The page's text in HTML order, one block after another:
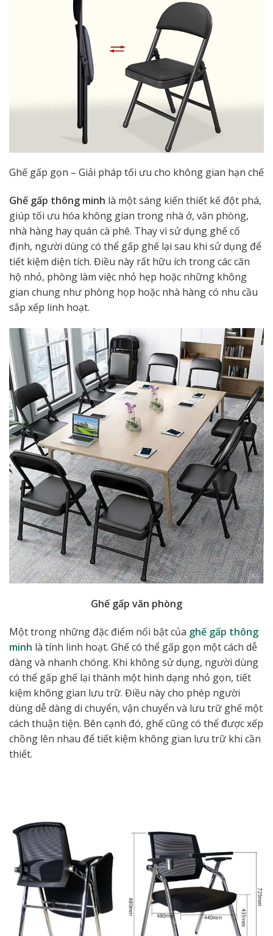
Ghế gấp gọn – Giải pháp tối ưu cho không gian hạn chế
Ghế gấp thông minh là một sáng kiến thiết kế đột phá,
giúp tối ưu hóa không gian trong nhà ở, văn phòng,
nhà hàng hay quán cà phê. Thay vì sử dụng ghế cố
định, người dùng có thể gấp ghế lại sau khi sử dụng để
tiết kiệm diện tích. Điều này rất hữu ích trong các căn
hộ nhỏ, phòng làm việc nhỏ hẹp hoặc những không
gian chung như phòng họp hoặc nhà hàng có nhu cầu
sắp xếp linh hoạt.
Ghế gấp văn phòng
Một trong những đặc điểm nổi bật của ghế gấp thông
minh là tính linh hoạt. Ghế có thể gấp gọn một cách dễ
dàng và nhanh chóng. Khi không sử dụng, người dùng
có thể gấp ghế lại thành một hình dạng nhỏ gọn, tiết
kiệm không gian lưu trữ. Điều này cho phép người
dùng dễ dàng di chuyển, vận chuyển và lưu trữ ghế một
cách thuận tiện. Bên cạnh đó, ghế cũng có thể được xếp
chồng lên nhau để tiết kiệm không gian lưu trữ khi cần
thiết.